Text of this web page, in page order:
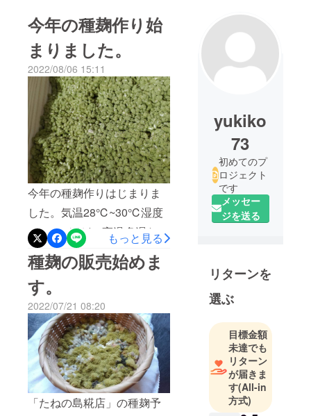
今年の種麹作り始
まりました。
2022/08/06 15:11
今年の種麹作りはじまりま
した。気温28℃~30℃湿度
85~88%ほどの高温多湿な種
子島の気候を利用して、自
然環境のもと麹蓋を使用し
一粒一粒大切に育てていま
す。種切りしてから本日で
６日め。かなり胞子が成長
して綺麗な麹塵色になって
きています。大陸からお米
の伝来と共に日本にやって
来たという麹菌。 種子島
もっと見る
種麹の販売始めま
す。
2022/07/21 08:20
「たねの島糀店」の種麹予
yukiko
73
初めてのプ
ロジェクト
です
メッセー
ジを送る
リターンを
選ぶ
目標金額
未達でも
リターン
が届きま
す(All-in
方式)